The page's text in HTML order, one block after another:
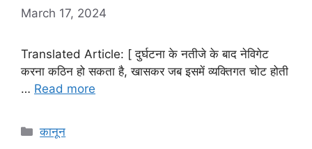
March 17, 2024
Translated Article: [ दुर्घटना के नतीजे के बाद नेविगेट
करना कठिन हो सकता है, खासकर जब इसमें व्यक्तिगत चोट होती
… Read more
Categories
कानून